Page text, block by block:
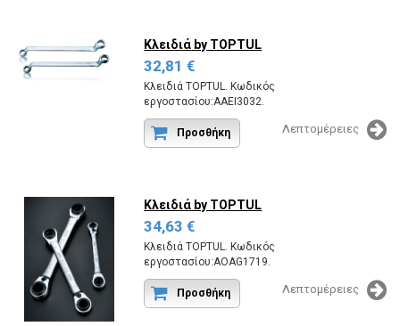
Κλειδιά by TOPTUL
32,81 €
Κλειδιά TOPTUL. Κωδικός
εργοστασίου:AAEI3032.
Προσθήκη Λεπτομέρειες
Κλειδιά by TOPTUL
34,63 €
Κλειδιά TOPTUL. Κωδικός
εργοστασίου:AOAG1719.
Προσθήκη Λεπτομέρειες